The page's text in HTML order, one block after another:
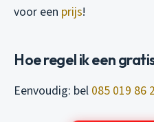
voor een prijs!
Hoe regel ik een
Eenvoudig: bel 085 019 86